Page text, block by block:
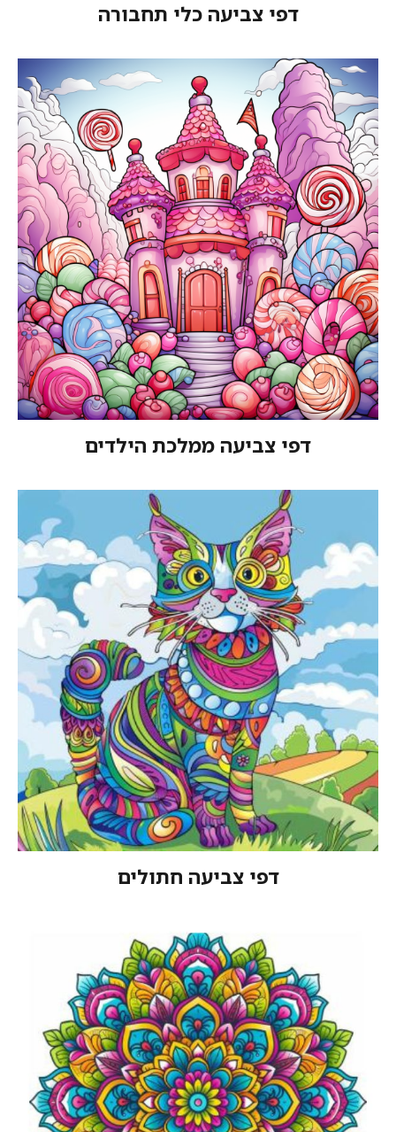
דפי צביעה כלי תחבורה
דפי צביעה ממלכת הילדים
דפי צביעה חתולים